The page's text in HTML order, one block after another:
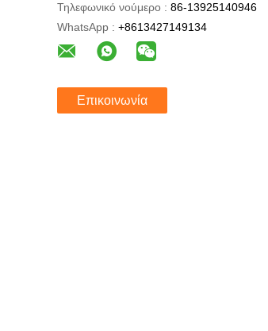
Τηλεφωνικό νούμερο : 86-13925140946
WhatsApp : +8613427149134
Επικοινωνία